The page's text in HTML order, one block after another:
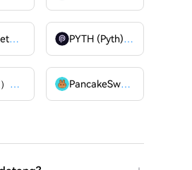
Billions Network PYTH (Pyth)
PYTH
ZRX（0X）
ZRX PancakeSwap